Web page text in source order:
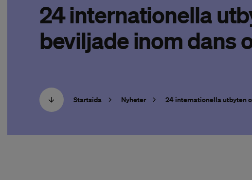
24 internationella
beviljade inom dans
Startsida Nyheter 24 internationella utbyten